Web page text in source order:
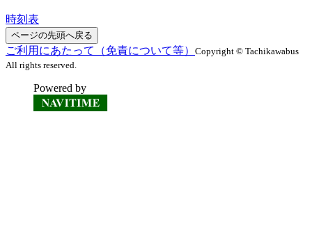
時刻表
ページの先頭へ戻る
ご利用にあたって（免責について等） Copyright © Tachikawabus
All rights reserved.
Powered by